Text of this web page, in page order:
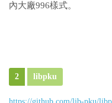
內大廠996樣式。
2 libpku